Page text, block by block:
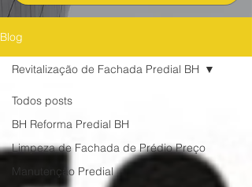
Blog
Todos posts
BH Reforma Predial BH
Limpeza de Fachada de Prédio Preço
Manutenção Predial
Revitalização de Fachada Predial BH